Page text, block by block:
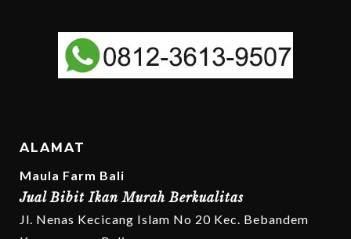
ALAMAT
Maula Farm Bali
Jual Bibit Ikan Murah Berkualitas
Jl. Nenas Kecicang Islam No 20 Kec. Bebandem